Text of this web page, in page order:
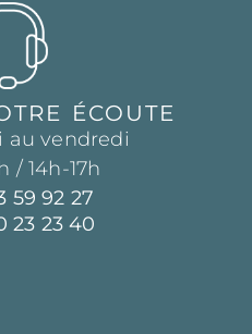
ÉCOUTE
au vendredi
/ 14h-17h
59 92 27
23 23 40